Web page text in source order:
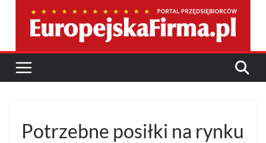
Potrzebne posiłki na rynku